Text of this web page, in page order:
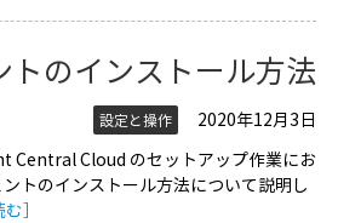
トのインストール方法
設定と操作
2020年12月3日
Central Cloud のセットアップ作業にお
トのインストール方法について説明し
］